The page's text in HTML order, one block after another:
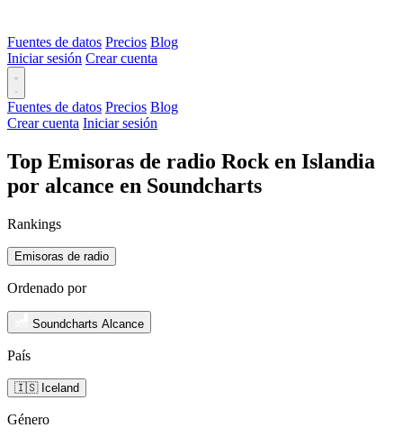
Fuentes de datos Precios Blog
Iniciar sesión Crear cuenta
Fuentes de datos Precios Blog
Crear cuenta Iniciar sesión
Top Emisoras de radio Rock en Islandia
por alcance en Soundcharts
Rankings
Emisoras de radio
Ordenado por
Soundcharts Alcance
País
🇮🇸 Iceland
Género